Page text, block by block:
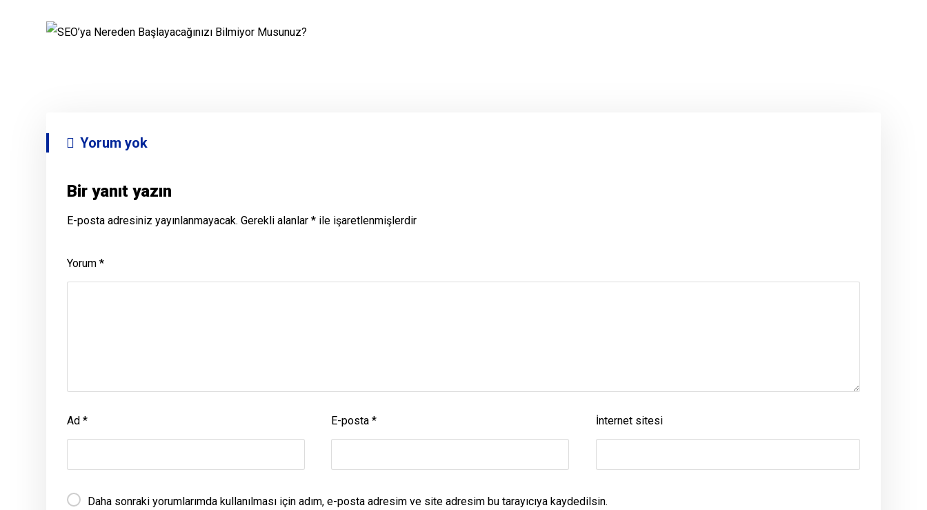
Yorum yok
Bir yanıt yazın
E-posta adresiniz yayınlanmayacak. Gerekli alanlar* ile işaretlenmişlerdir
Yorum*
Ad* E-posta* İnternet sitesi
Daha sonraki yorumlarımda kullanılması için adım, e-posta adresim ve site adresim bu tarayıcıya kaydedilsin.